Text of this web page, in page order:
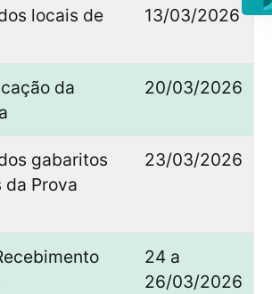
locais de
13/03/2026
da
20/03/2026
gabaritos
Prova
23/03/2026
24 a
26/03/2026